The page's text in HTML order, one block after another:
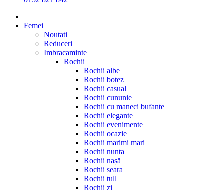
Femei
Noutati
Reduceri
Imbracaminte
Rochii
Rochii albe
Rochii botez
Rochii casual
Rochii cununie
Rochii cu maneci bufante
Rochii elegante
Rochii evenimente
Rochii ocazie
Rochii marimi mari
Rochii nunta
Rochii nașă
Rochii seara
Rochii tull
Rochii zi